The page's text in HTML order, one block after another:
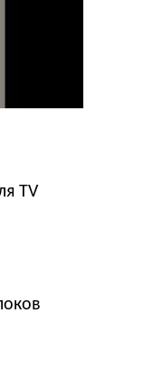
TV